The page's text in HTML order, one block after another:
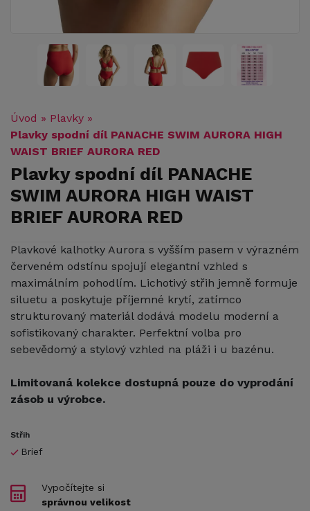
Úvod » Plavky »
Plavky spodní díl PANACHE SWIM AURORA HIGH
WAIST BRIEF AURORA RED
Plavky spodní díl PANACHE
SWIM AURORA HIGH WAIST
BRIEF AURORA RED
Plavkové kalhotky Aurora s vyšším pasem v výrazném
červeném odstínu spojují elegantní vzhled s
maximálním pohodlím. Lichotivý střih jemně formuje
siluetu a poskytuje příjemné krytí, zatímco
strukturovaný materiál dodává modelu moderní a
sofistikovaný charakter. Perfektní volba pro
sebevědomý a stylový vzhled na pláži i u bazénu.
Limitovaná kolekce dostupná pouze do vyprodání
zásob u výrobce.
Střih
Brief
Vypočítejte si
správnou velikost